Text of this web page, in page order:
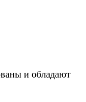
и обладают